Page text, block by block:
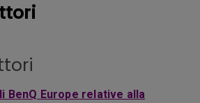
BenQ Europe relative alla